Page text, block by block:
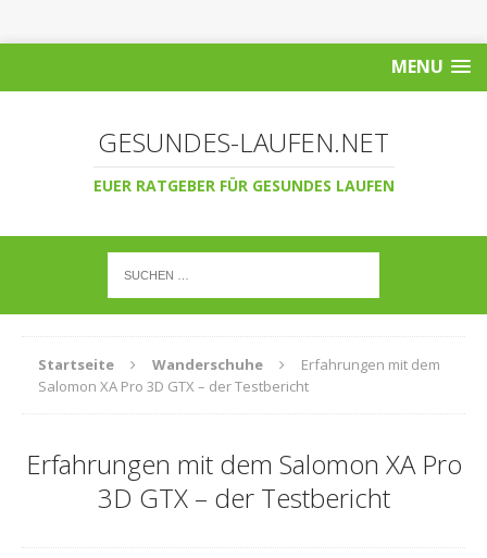
MENU
GESUNDES-LAUFEN.NET
EUER RATGEBER FÜR GESUNDES LAUFEN
Startseite Wanderschuhe
Erfahrungen mit dem
Salomon XA Pro 3D GTX – der Testbericht
Erfahrungen mit dem Salomon XA Pro
3D GTX – der Testbericht